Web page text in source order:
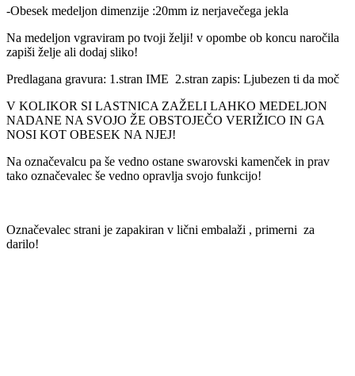
-Obesek medeljon dimenzije :20mm iz nerjavečega jekla
Na medeljon vgraviram po tvoji želji! v opombe ob koncu naročila
zapiši želje ali dodaj sliko!
Predlagana gravura: 1.stran IME 2.stran zapis: Ljubezen ti da moč
V KOLIKOR SI LASTNICA ZAŽELI LAHKO MEDELJON
NADANE NA SVOJO ŽE OBSTOJEČO VERIŽICO IN GA
NOSI KOT OBESEK NA NJEJ!
Na označevalcu pa še vedno ostane swarovski kamenček in prav
tako označevalec še vedno opravlja svojo funkcijo!
Označevalec strani je zapakiran v lični embalaži , primerni za
darilo!